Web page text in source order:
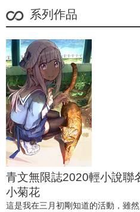
系列作品
青文無限誌2020輕小說聯
小菊花
這是我在三月初剛知道的活動，雖